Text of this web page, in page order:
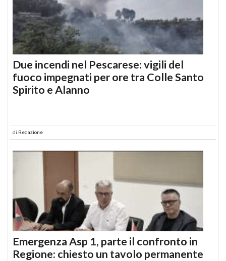
Due incendi nel Pescarese: vigili del
fuoco impegnati per ore tra Colle Santo
Spirito e Alanno
di Redazione
Emergenza Asp 1, parte il confronto in
Regione: chiesto un tavolo permanente